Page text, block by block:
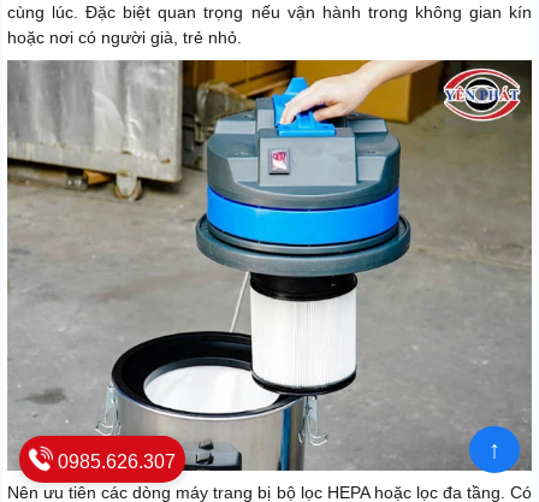
cùng lúc. Đặc biệt quan trọng nếu vận hành trong không gian kín
hoặc nơi có người già, trẻ nhỏ.
Nên ưu tiên các dòng máy trang bị bộ lọc HEPA hoặc lọc đa tầng. Có
0985.626.307 ↑